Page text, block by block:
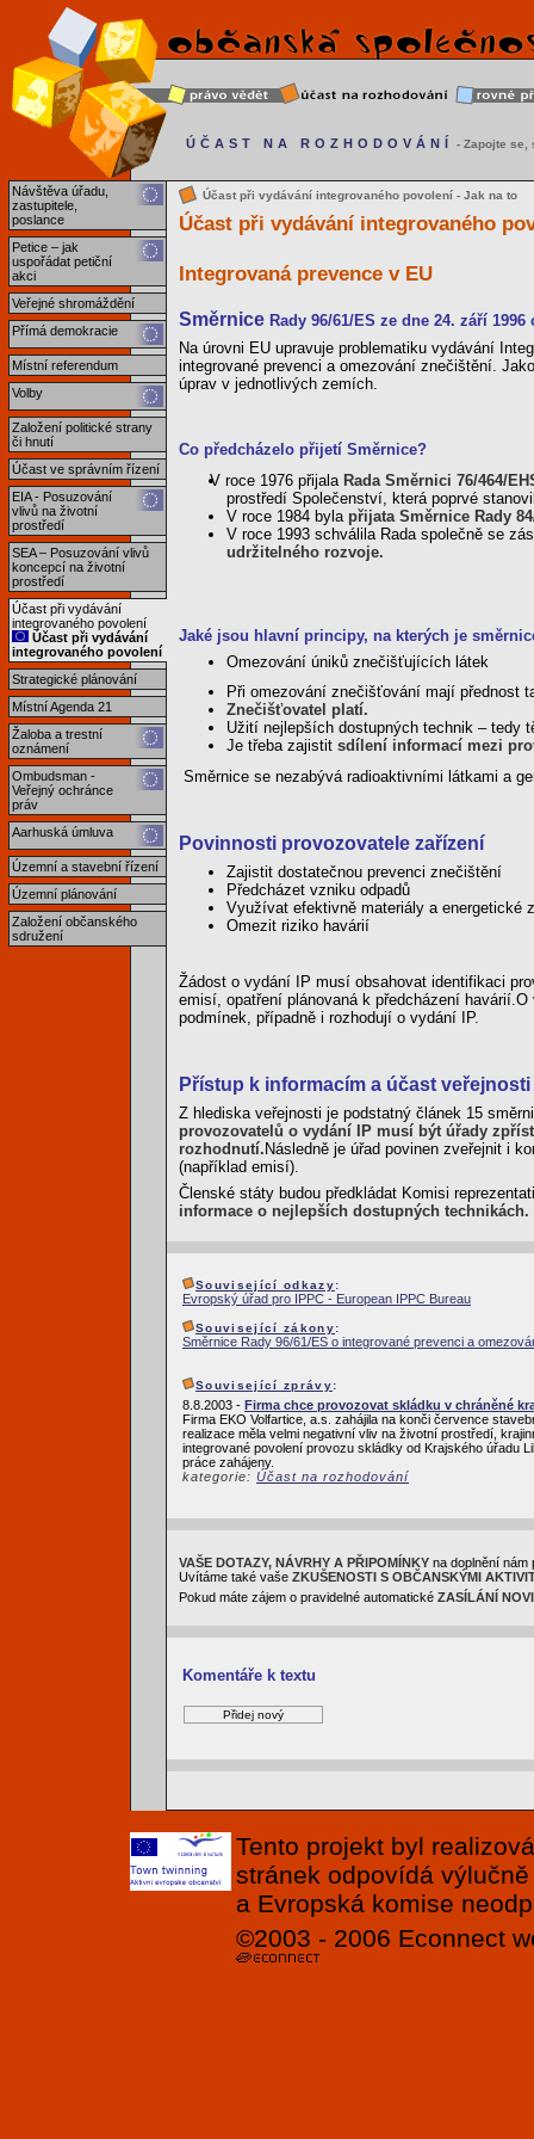
Návštěva úřadu,
zastupitele,
poslance
Petice – jak
uspořádat petiční
akci
Veřejné shromáždění
Přímá demokracie
Místní referendum
Volby
Založení politické strany
či hnutí
Účast ve správním řízení
EIA - Posuzování
vlivů na životní
prostředí
SEA – Posuzování vlivů
koncepcí na životní
prostředí
Účast při vydávání
integrovaného povolení
Účast při vydávání
integrovaného povolení
Strategické plánování
Místní Agenda 21
Žaloba a trestní
oznámení
Ombudsman -
Veřejný ochránce
práv
Aarhuská úmluva
Územní a stavební řízení
Územní plánování
Založení občanského
sdružení
ÚČAST NA ROZHODOVÁNÍ - Zapojte se,
Účast při vydávání integrovaného povolení - Jak na to
Účast při vydávání integrovaného
Integrovaná prevence v EU
Směrnice Rady 96/61/ES ze dne 24. září
Na úrovni EU upravuje problematiku vydávání
integrované prevenci a omezování znečištění.
úprav v jednotlivých zemích.
Co předcházelo přijetí Směrnice?
V roce 1976 přijala Rada Směrnici 76/464/
prostředí Společenství, která poprvé
V roce 1984 byla přijata Směrnice Rady
V roce 1993 schválila Rada společně se
udržitelného rozvoje.
Jaké jsou hlavní principy, na kterých je
Omezování úniků znečišťujících látek
Při omezování znečišťování mají přednost
Znečišťovatel platí.
Užití nejlepších dostupných technik – tedy
Je třeba zajistit sdílení informací mezi
Směrnice se nezabývá radioaktivními látkami a
Povinnosti provozovatele zařízení
Zajistit dostatečnou prevenci znečištění
Předcházet vzniku odpadů
Využívat efektivně materiály a energetické
Omezit riziko havárií
Žádost o vydání IP musí obsahovat identifikaci
emisí, opatření plánovaná k předcházení havárií.O
podmínek, případně i rozhodují o vydání IP.
Přístup k informacím a účast
Z hlediska veřejnosti je podstatný článek 15
provozovatelů o vydání IP musí být úřady
rozhodnutí. Následně je úřad povinen zveřejnit i
(například emisí).
Členské státy budou předkládat Komisi
informace o nejlepších dostupných technikách.
Související odkazy:
Evropský úřad pro IPPC - European IPPC Bureau
Související zákony:
Směrnice Rady 96/61/ES o integrované prevenci a
Související zprávy:
8.8.2003 - Firma chce provozovat skládku v chráněné
Firma EKO Volfartice, a.s. zahájila na konči července
realizace měla velmi negativní vliv na životní prostředí,
integrované povolení provozu skládky od Krajského úřadu
práce zahájeny.
kategorie: Účast na rozhodování
VAŠE DOTAZY, NÁVRHY A PŘIPOMÍNKY na doplnění
Uvítáme také vaše ZKUŠENOSTI S OBČANSKÝMI
Pokud máte zájem o pravidelné automatické ZASÍLÁNÍ
Komentáře k textu
Tento projekt byl
stránek odpovídá
a Evropská komise
©2003 - 2006 Econnect